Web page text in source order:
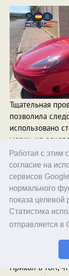
Работая с этим
согласие на
сервисов
нормального
показа целевой
Статистика
отправляется в
Тщательная
позволила
использовано
марки, на
и других
автомобиль,
имитацией и
логотипов и
На автомобиле
опирающийся
честь города
итальянский
Прикол в том,